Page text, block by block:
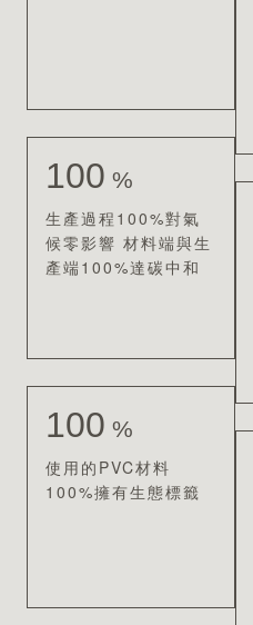
100 %
生產過程100%對氣
候零影響 材料端與生
產端100%達碳中和
100 %
使用的PVC材料
100%擁有生態標籤